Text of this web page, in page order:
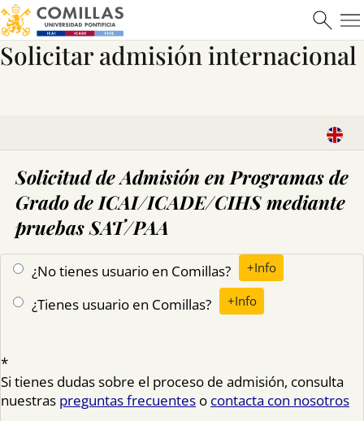
Saber más
Solicitar admisión internacional